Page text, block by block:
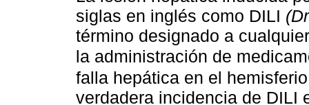
siglas en inglés como DILI
término designado a
la administración de
falla hepática en el
verdadera incidencia de DILI